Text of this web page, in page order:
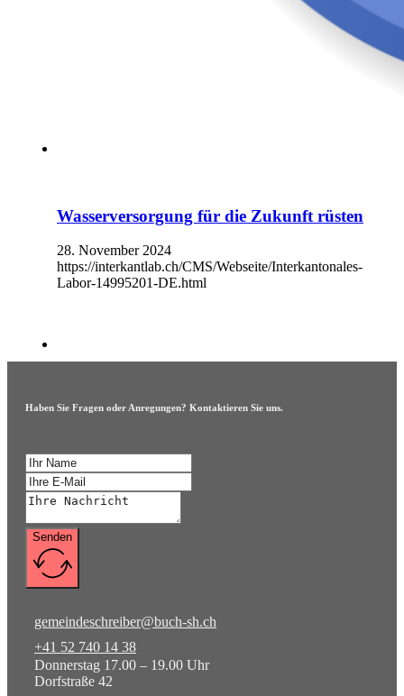
Wasserversorgung für die Zukunft rüsten
28. November 2024
https://interkantlab.ch/CMS/Webseite/Interkantonales-
Labor-14995201-DE.html
Haben Sie Fragen oder Anregungen? Kontaktieren Sie uns.
Senden
gemeindeschreiber@buch-sh.ch
+41 52 740 14 38
Donnerstag 17.00 – 19.00 Uhr
Dorfstraße 42